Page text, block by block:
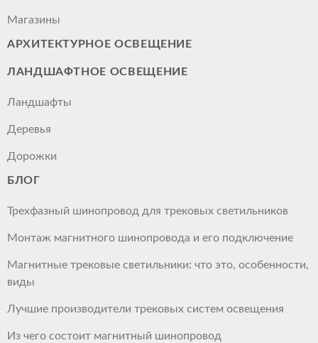
Магазины
АРХИТЕКТУРНОЕ ОСВЕЩЕНИЕ
ЛАНДШАФТНОЕ ОСВЕЩЕНИЕ
Ландшафты
Деревья
Дорожки
БЛОГ
Трехфазный шинопровод для трековых светильников
Монтаж магнитного шинопровода и его подключение
Магнитные трековые светильники: что это, особенности,
виды
Лучшие производители трековых систем освещения
Из чего состоит магнитный шинопровод